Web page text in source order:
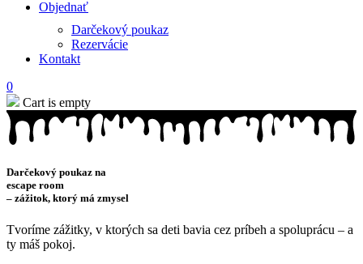
Objednať
Darčekový poukaz
Rezervácie
Kontakt
0
Cart is empty
Darčekový poukaz na
escape room
– zážitok, ktorý má zmysel
Tvoríme zážitky, v ktorých sa deti bavia cez príbeh a spoluprácu – a
ty máš pokoj.